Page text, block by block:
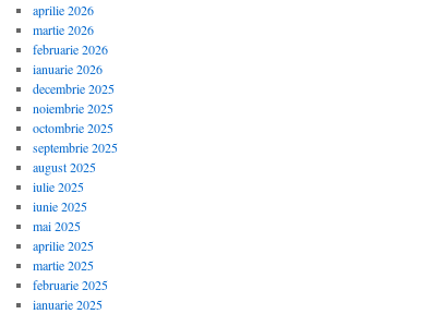
aprilie 2026
martie 2026
februarie 2026
ianuarie 2026
decembrie 2025
noiembrie 2025
octombrie 2025
septembrie 2025
august 2025
iulie 2025
iunie 2025
mai 2025
aprilie 2025
martie 2025
februarie 2025
ianuarie 2025